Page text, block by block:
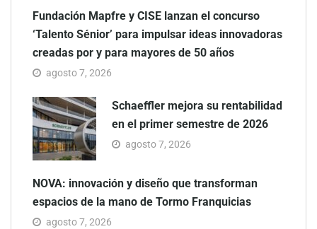
Fundación Mapfre y CISE lanzan el concurso
‘Talento Sénior’ para impulsar ideas innovadoras
creadas por y para mayores de 50 años
agosto 7, 2026
Schaeffler mejora su rentabilidad
en el primer semestre de 2026
agosto 7, 2026
NOVA: innovación y diseño que transforman
espacios de la mano de Tormo Franquicias
agosto 7, 2026